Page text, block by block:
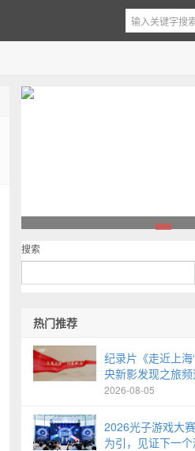
搜索
热门推荐
纪录片《走近上海
央新影发现之旅
2026-08-05
2026光子游戏大
为引，见证下一